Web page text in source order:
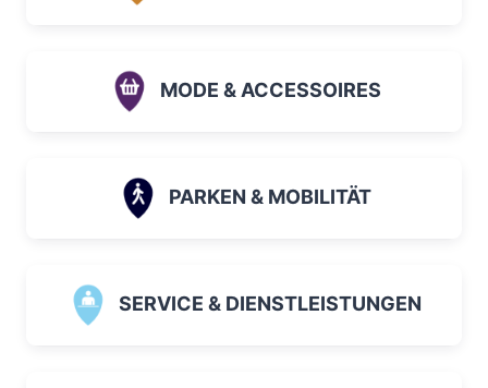
MODE & ACCESSOIRES
PARKEN & MOBILITÄT
SERVICE & DIENSTLEISTUNGEN